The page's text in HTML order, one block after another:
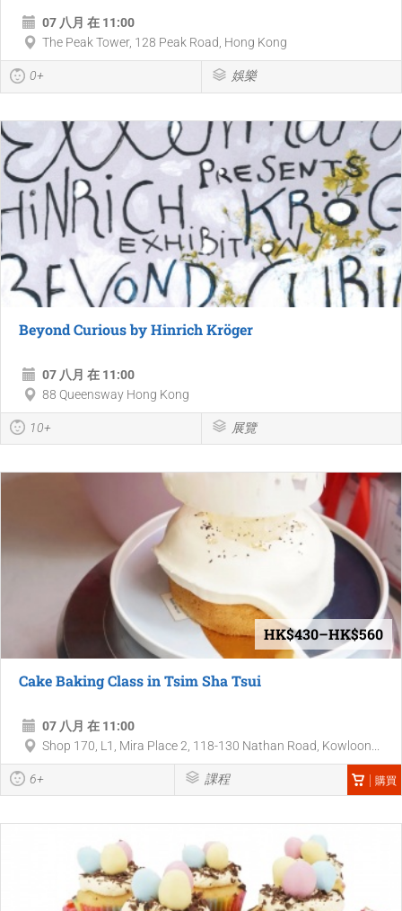
07 八月 在 11:00
The Peak Tower, 128 Peak Road, Hong Kong
0+ 娛樂
Beyond Curious by Hinrich Kröger
07 八月 在 11:00
88 Queensway Hong Kong
10+ 展覽
HK$430–HK$560
Cake Baking Class in Tsim Sha Tsui
07 八月 在 11:00
Shop 170, L1, Mira Place 2, 118-130 Nathan Road, Kowloon...
6+ 課程 購買